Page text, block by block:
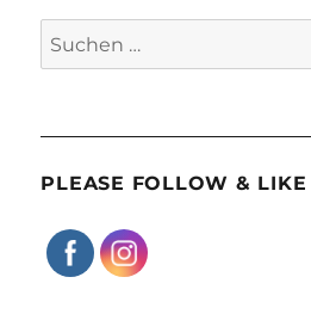
Suchen
nach:
PLEASE FOLLOW & LIKE